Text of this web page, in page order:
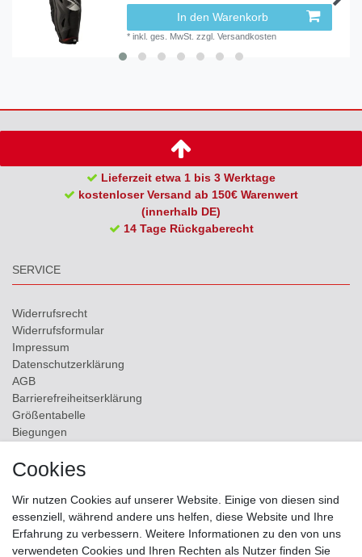
In den Warenkorb
*inkl. ges. MwSt. zzgl.Versandkosten
Lieferzeit etwa 1 bis 3 Werktage
kostenloser Versand ab 150€ Warenwert
(innerhalb DE)
14 Tage Rückgaberecht
SERVICE
Widerrufs­recht
Widerrufs­formular
Impressum
Daten­schutz­erklärung
AGB
Barrierefreiheitserklärung
Größentabelle
Biegungen
Kontakt
ZAHLUNGSMÖGLICHKEITEN
Cookies
Wir nutzen Cookies auf unserer Website. Einige von diesen sind
essenziell, während andere uns helfen, diese Website und Ihre
Erfahrung zu verbessern. Weitere Informationen zu den von uns
verwendeten Cookies und Ihren Rechten als Nutzer finden Sie